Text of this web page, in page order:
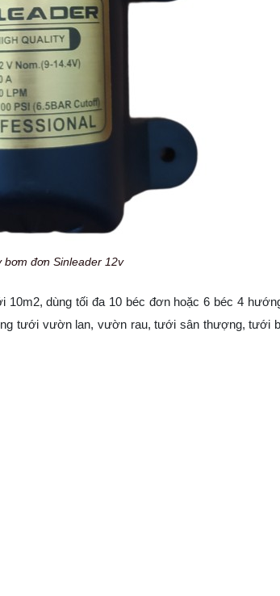
bơm đơn Sinleader 12v
dùng tối đa 10 béc đơn hoặc 6 béc 4
tưới vườn lan, vườn rau, tưới sân thượng, tưới